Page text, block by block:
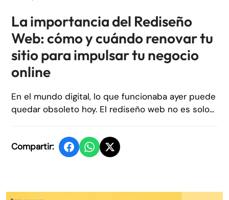
La importancia del Rediseño
Web: cómo y cuándo renovar tu
sitio para impulsar tu negocio
online
En el mundo digital, lo que funcionaba ayer puede
quedar obsoleto hoy. El rediseño web no es solo...
Compartir: